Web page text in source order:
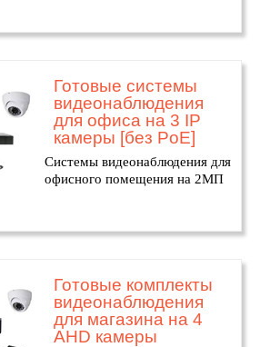
Готовые системы
видеонаблюдения
для офиса на 3 IP
камеры [без PoE]
Системы видеонаблюдения для
офисного помещения на 2МП
Готовые комплекты
видеонаблюдения
для магазина на 4
AHD камеры